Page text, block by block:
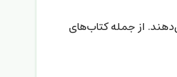
از جمله کتاب‌های